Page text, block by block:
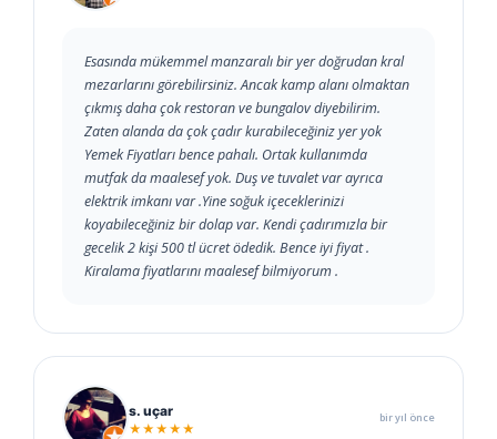
Esasında mükemmel manzaralı bir yer doğrudan kral
mezarlarını görebilirsiniz. Ancak kamp alanı olmaktan
çıkmış daha çok restoran ve bungalov diyebilirim.
Zaten alanda da çok çadır kurabileceğiniz yer yok
Yemek Fiyatları bence pahalı. Ortak kullanımda
mutfak da maalesef yok. Duş ve tuvalet var ayrıca
elektrik imkanı var .Yine soğuk içeceklerinizi
koyabileceğiniz bir dolap var. Kendi çadırımızla bir
gecelik 2 kişi 500 tl ücret ödedik. Bence iyi fiyat .
Kiralama fiyatlarını maalesef bilmiyorum .
s. uçar
★★★★★
bir yıl önce